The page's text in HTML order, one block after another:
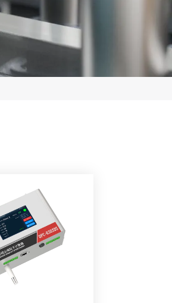
công nghiệp với
cao.
lấy mẫu Lưu
đổi để đảm
ổn định.
0.5μm,
5.0μm và